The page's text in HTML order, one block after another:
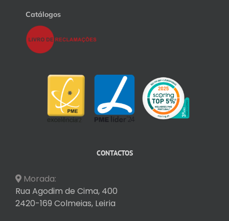
Catálogos
CONTACTOS
Morada:
Rua Agodim de Cima, 400
2420-169 Colmeias, Leiria